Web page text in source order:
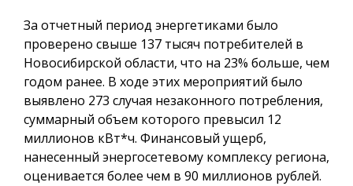
За отчетный период энергетиками было
проверено свыше 137 тысяч потребителей в
Новосибирской области, что на 23% больше, чем
годом ранее. В ходе этих мероприятий было
выявлено 273 случая незаконного потребления,
суммарный объем которого превысил 12
миллионов кВт*ч. Финансовый ущерб,
нанесенный энергосетевому комплексу региона,
оценивается более чем в 90 миллионов рублей.